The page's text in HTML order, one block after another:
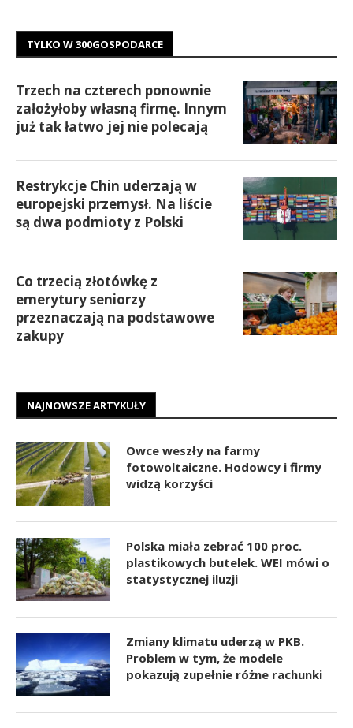
TYLKO W 300GOSPODARCE
Trzech na czterech ponownie
założyłoby własną firmę. Innym
już tak łatwo jej nie polecają
Restrykcje Chin uderzają w
europejski przemysł. Na liście
są dwa podmioty z Polski
Co trzecią złotówkę z
emerytury seniorzy
przeznaczają na podstawowe
zakupy
NAJNOWSZE ARTYKUŁY
Owce weszły na farmy
fotowoltaiczne. Hodowcy i firmy
widzą korzyści
Polska miała zebrać 100 proc.
plastikowych butelek. WEI mówi o
statystycznej iluzji
Zmiany klimatu uderzą w PKB.
Problem w tym, że modele
pokazują zupełnie różne rachunki